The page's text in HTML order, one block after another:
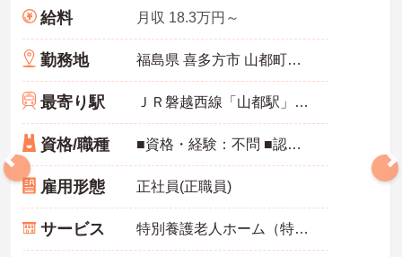
給料 月収 18.3万円～
勤務地 福島県 喜多方市 山都町木幡字下村道下丁1537-1
最寄り駅 ＪＲ磐越西線「山都駅」バス・車4分
資格/職種 ■資格・経験：不問 ■認知症介護基礎研修、介護職員初任者研修、実務者研修：あれば尚可
雇用形態 正社員(正職員)
サービス 特別養護老人ホーム（特養）